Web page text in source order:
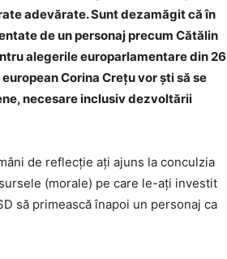
adevărate. Sunt dezamăgit că în
de un personaj precum Cătălin
alegerile europarlamentare din 26
Corina Creţu vor şti să se
necesare inclusiv dezvoltării
de reflecție ați ajuns la conculzia
(morale) pe care le-ați investit
să primească înapoi un personaj ca